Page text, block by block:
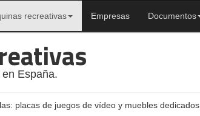
recreativas Empresas Documentos
España.
placas de juegos de vídeo y muebles dedicados.